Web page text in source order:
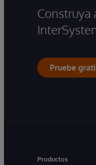
Construya
Pruebe
Productos